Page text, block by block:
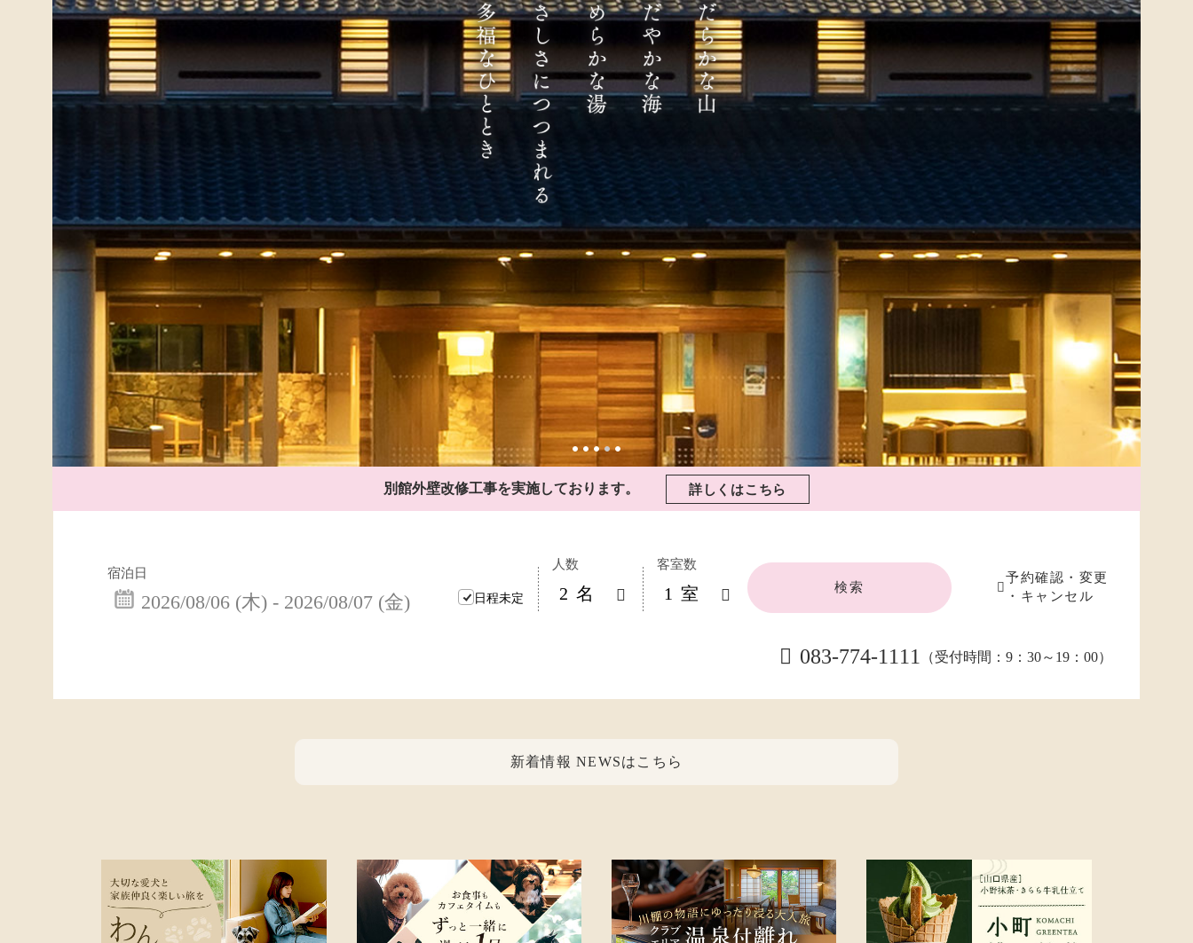
別館外壁改修工事を実施しております。 詳しくはこちら
宿泊日
日程未定
人数
客室数
検索
予約確認・変更
・キャンセル
083-774-1111 （受付時間：9：30～19：00）
新着情報 NEWSはこちら